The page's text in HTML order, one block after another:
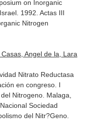
on Inorganic
1992. Actas III
Nitrogen
Angel de la, Lara
Nitrato Reductasa
en congreso. I
Nitrogeno. Malaga,
Sociedad
del Nitr?Geno.